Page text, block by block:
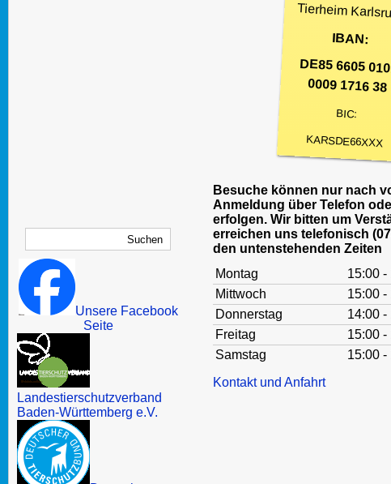
Unsere Facebook
Seite
Landestierschutzverband
Baden-Württemberg e.V.
Tierheim
IBAN:
DE85 6605
0009 1716 38
BIC:
KARSDE66XXX
Besuche können nur nach
Anmeldung über Telefon
erfolgen. Wir bitten um
erreichen uns telefonisch
den untenstehenden Zeiten
Montag
15:00 -
Mittwoch
15:00 -
Donnerstag
14:00 -
Freitag
15:00 -
Samstag
15:00 -
Kontakt und Anfahrt